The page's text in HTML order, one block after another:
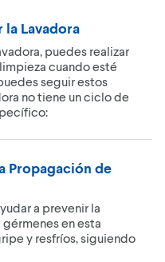
la Lavadora
puedes realizar
cuando esté
seguir estos
no tiene un ciclo de
Propagación de
a prevenir la
en esta
y resfríos, siguiendo